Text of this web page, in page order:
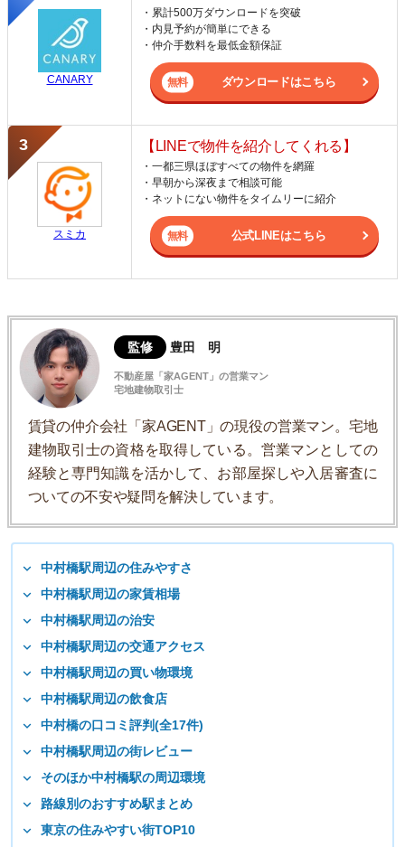
CANARY
・累計500万ダウンロードを突破
・内見予約が簡単にできる
・仲介手数料を最低金額保証
ダウンロードはこちら
スミカ
【LINEで物件を紹介してくれる】
・一都三県ほぼすべての物件を網羅
・早朝から深夜まで相談可能
・ネットにない物件をタイムリーに紹介
公式LINEはこちら
監修 豊田 明
不動産屋「家AGENT」の営業マン
宅地建物取引士
賃貸の仲介会社「家AGENT」の現役の営業マン。宅地
建物取引士の資格を取得している。営業マンとしての
経験と専門知識を活かして、お部屋探しや入居審査に
ついての不安や疑問を解決しています。
中村橋駅周辺の住みやすさ
中村橋駅周辺の家賃相場
中村橋駅周辺の治安
中村橋駅周辺の交通アクセス
中村橋駅周辺の買い物環境
中村橋駅周辺の飲食店
中村橋の口コミ評判(全17件)
中村橋駅周辺の街レビュー
そのほか中村橋駅の周辺環境
路線別のおすすめ駅まとめ
東京の住みやすい街TOP10